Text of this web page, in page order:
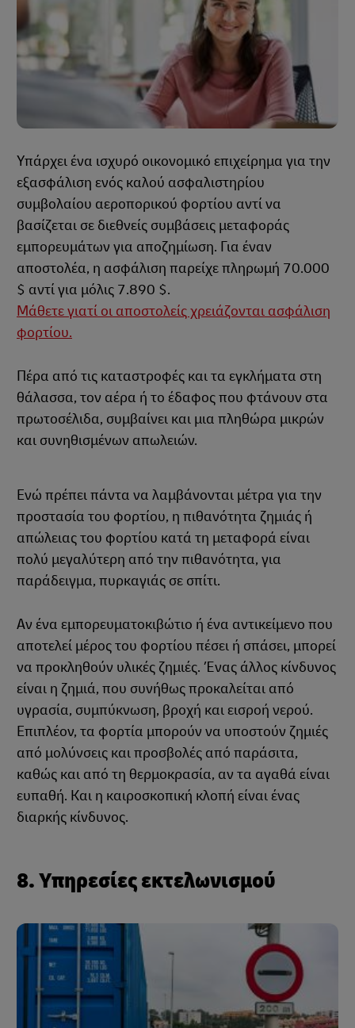
Υπάρχει ένα ισχυρό οικονομικό επιχείρημα για την
εξασφάλιση ενός καλού ασφαλιστηρίου
συμβολαίου αεροπορικού φορτίου αντί να
βασίζεται σε διεθνείς συμβάσεις μεταφοράς
εμπορευμάτων για αποζημίωση. Για έναν
αποστολέα, η ασφάλιση παρείχε πληρωμή 70.000
$ αντί για μόλις 7.890 $.
Μάθετε γιατί οι αποστολείς χρειάζονται ασφάλιση
φορτίου.
Πέρα από τις καταστροφές και τα εγκλήματα στη
θάλασσα, τον αέρα ή το έδαφος που φτάνουν στα
πρωτοσέλιδα, συμβαίνει και μια πληθώρα μικρών
και συνηθισμένων απωλειών.
Ενώ πρέπει πάντα να λαμβάνονται μέτρα για την
προστασία του φορτίου, η πιθανότητα ζημιάς ή
απώλειας του φορτίου κατά τη μεταφορά είναι
πολύ μεγαλύτερη από την πιθανότητα, για
παράδειγμα, πυρκαγιάς σε σπίτι.
Αν ένα εμπορευματοκιβώτιο ή ένα αντικείμενο που
αποτελεί μέρος του φορτίου πέσει ή σπάσει, μπορεί
να προκληθούν υλικές ζημιές. Ένας άλλος κίνδυνος
είναι η ζημιά, που συνήθως προκαλείται από
υγρασία, συμπύκνωση, βροχή και εισροή νερού.
Επιπλέον, τα φορτία μπορούν να υποστούν ζημιές
από μολύνσεις και προσβολές από παράσιτα,
καθώς και από τη θερμοκρασία, αν τα αγαθά είναι
ευπαθή. Και η καιροσκοπική κλοπή είναι ένας
διαρκής κίνδυνος.
8. Υπηρεσίες εκτελωνισμού